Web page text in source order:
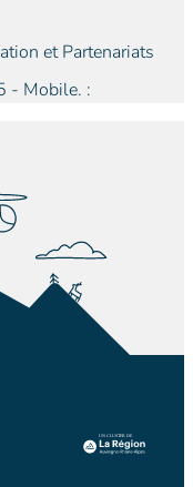
et Partenariats
- Mobile. :